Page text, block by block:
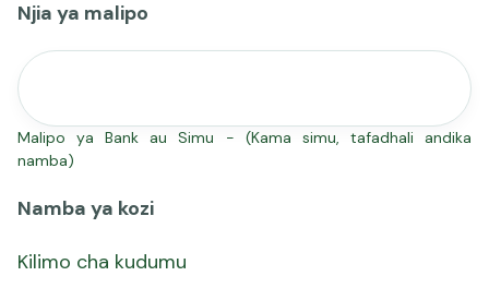
Njia ya malipo
Malipo ya Bank au Simu - (Kama simu, tafadhali andika
namba)
Namba ya kozi
Kilimo cha kudumu